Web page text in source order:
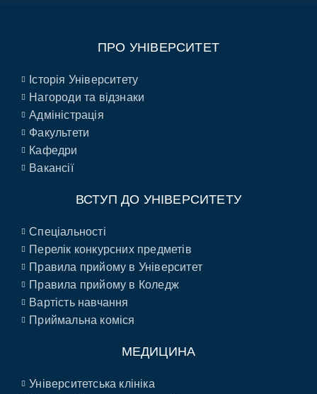
ПРО УНІВЕРСИТЕТ
Історія Університету
Нагороди та відзнаки
Адміністрація
Факультети
Кафедри
Вакансії
ВСТУП ДО УНІВЕРСИТЕТУ
Спеціальності
Перелік конкурсних предметів
Правила прийому в Університет
Правила прийому в Коледж
Вартість навчання
Приймальна коміся
МЕДИЦИНА
Університетська клініка